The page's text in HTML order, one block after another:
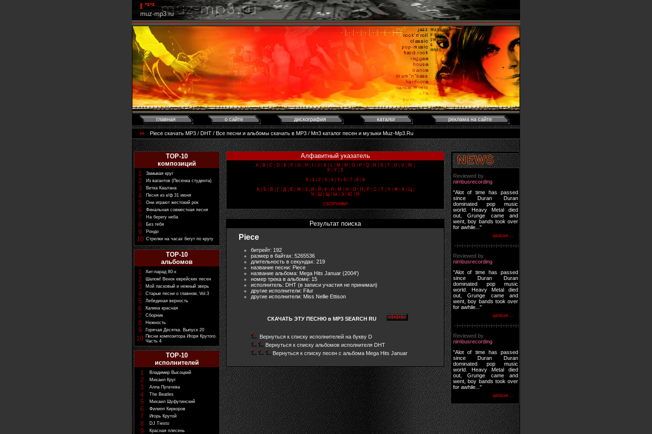
muz-mp3.ru
главная о сайте дискография каталог реклама на сайте
Piece скачать MP3 / DHT / Все песни и альбомы скачать в MP3 / Мп3 каталог песен и музыки Muz-Mp3.Ru
TOP-10
композиций
1
Замыкая круг
2 Из вагантов (Песенка студента)
3 Ветка Каштана
4 Песня из к/ф 31 июня
5 Они играют жестокий рок
6 Финальная совместная песня
7 На берегу неба
8 Без тебя
9 Рондо
10 Стрелки на часах бегут по кругу
TOP-10
альбомов
1
Хит-парад 80-х
2 Шалом! Венок еврейских песен
3 Мой ласковый и нежный зверь
4 Старые песни о главном, Vol.3
5 Лебединая верность
6 Калина красная
7 Сборник
8 Нежность
9 Горячая Десятка. Выпуск 20
10 Песни композитора Игоря Крутого.
Часть 4
TOP-10
исполнителей
1
Владимир Высоцкий
2 Михаил Круг
3 Алла Пугачева
4 The Beatles
5 Михаил Шуфутинский
6 Филипп Киркоров
7 Игорь Крутой
8 DJ Tiesto
9 Красная плесень
Алфавитный указатель
A B C D E F G H J K L M N O P Q R S T U V W
X
Y
Z
0
1 2 3 4 5 6 7 8
9
А| Б| В| Г| Д| Е| Ж| З| И Й К| Л М Н О| П Р| С Т| У| Ф| Х| Ц|
Ч
Ш Щ Ы Э| Ю
Я
СБОРНИКИ
Результат поиска
Piece
битрейт: 192
размер в байтах: 5265536
длительность в секундах: 219
название песни: Piece
название альбома: Mega Hits Januar (2004')
номер трека в альбоме: 15
исполнитель: DHT (в записи участия не принимал)
другие исполнители: Filur
другие исполнители: Miss Nellie Ettison
СКАЧАТЬ ЭТУ ПЕСНЮ в MP3 SEARCH RU
Вернуться к списку исполнителей на букву D
Вернуться к списку альбомов исполнителя DHT
Вернуться к списку песен с альбома Mega Hits Januar
Reviewed by
nimbusrecording
"Alot of time has passed
since Duran Duran
dominated pop music
world. Heavy Metal died
out, Grunge came and
went, boy bands took over
for awhile..."
дальше ...
Reviewed by
nimbusrecording
"Alot of time has passed
since Duran Duran
dominated pop music
world. Heavy Metal died
out, Grunge came and
went, boy bands took over
for awhile..."
дальше ...
Reviewed by
nimbusrecording
"Alot of time has passed
since Duran Duran
dominated pop music
world. Heavy Metal died
out, Grunge came and
went, boy bands took over
for awhile..."
дальше ...